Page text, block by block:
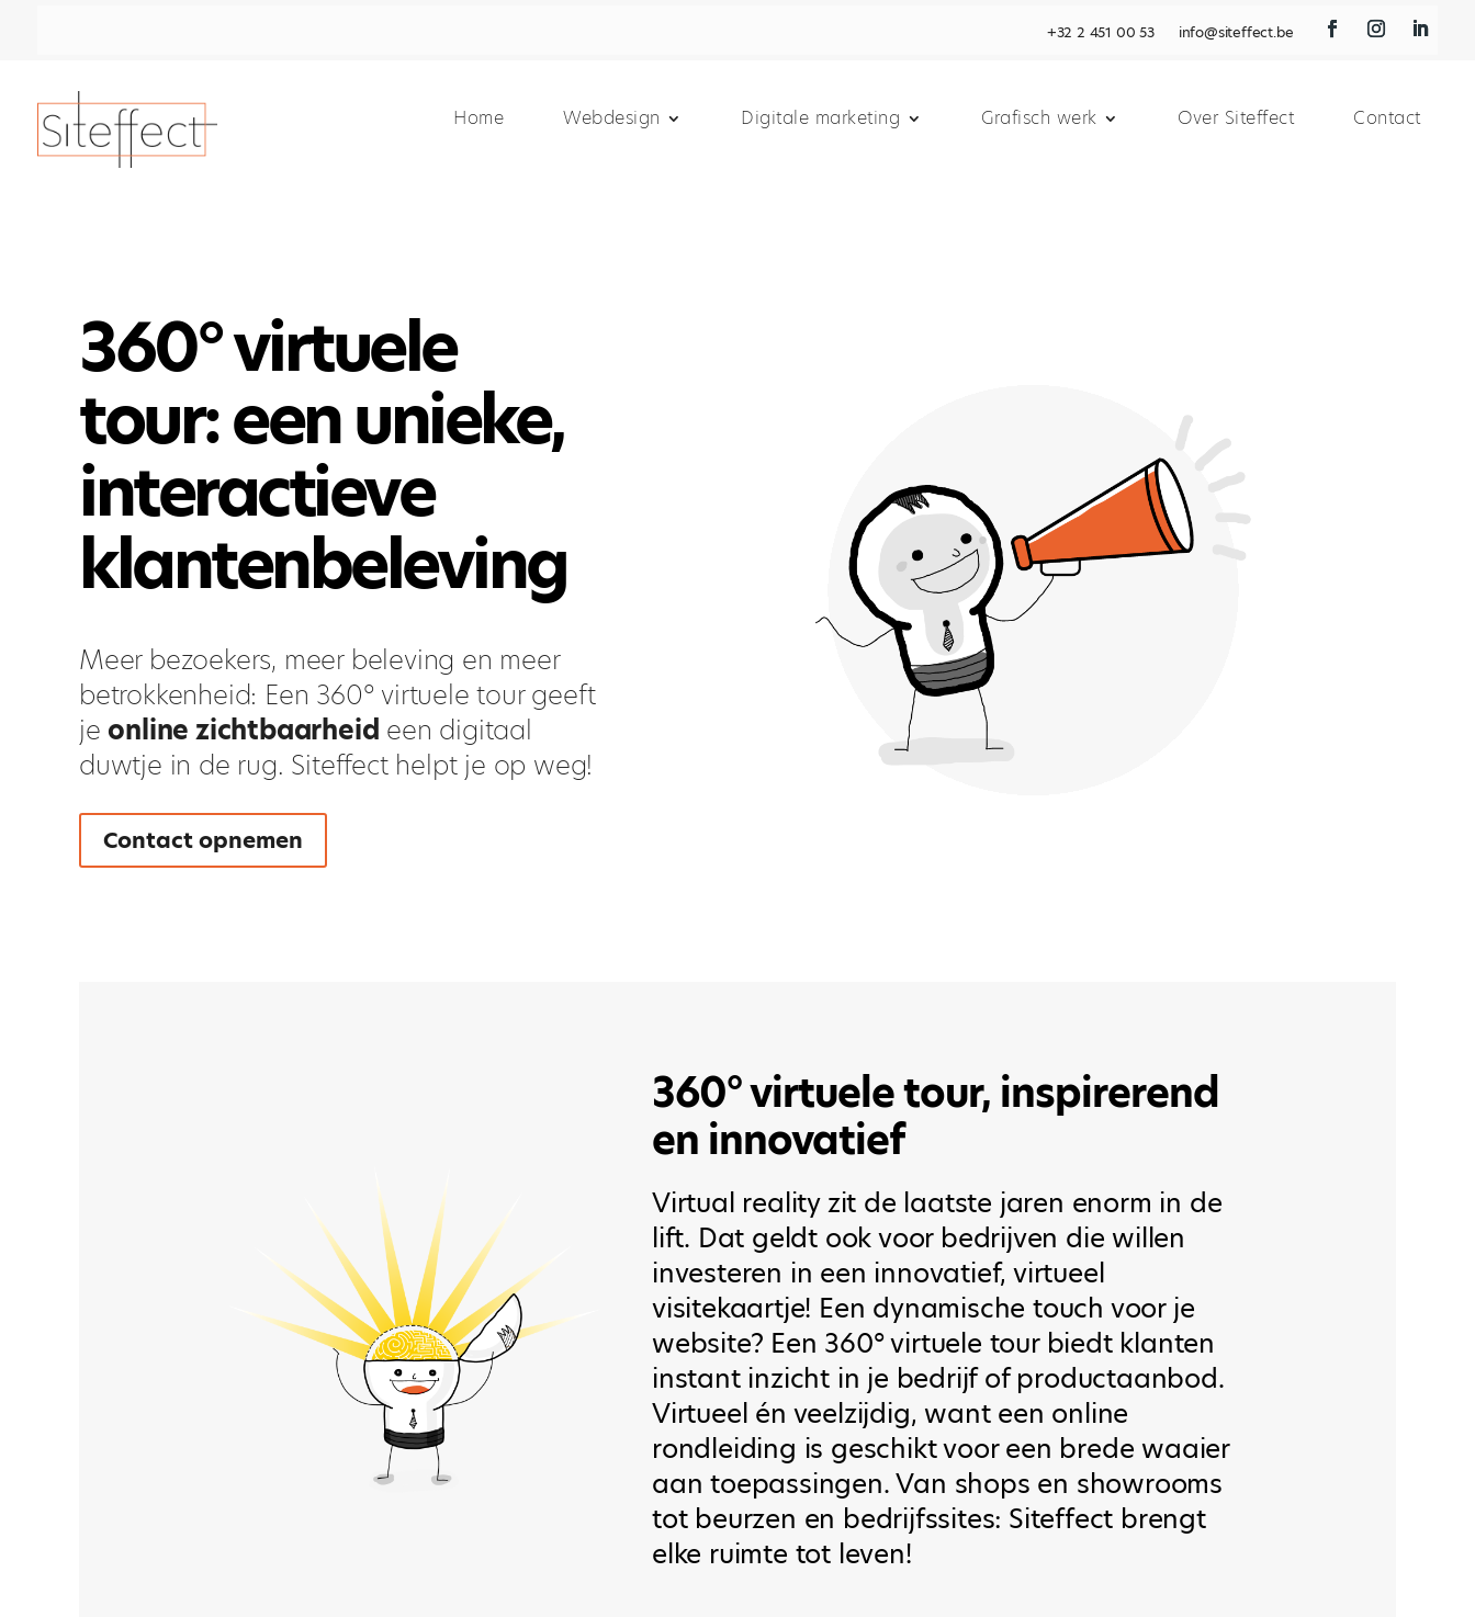
+32 2 451 00 53 info@siteffect.be
Home Webdesign Digitale marketing Grafisch werk Over Siteffect Contact
360° virtuele
tour: een unieke,
interactieve
klantenbeleving
Meer bezoekers, meer beleving en meer
betrokkenheid: Een 360° virtuele tour geeft
je online zichtbaarheid een digitaal
duwtje in de rug. Siteffect helpt je op weg!
Contact opnemen
360° virtuele tour, inspirerend
en innovatief
Virtual reality zit de laatste jaren enorm in de
lift. Dat geldt ook voor bedrijven die willen
investeren in een innovatief, virtueel
visitekaartje! Een dynamische touch voor je
website? Een 360° virtuele tour biedt klanten
instant inzicht in je bedrijf of productaanbod.
Virtueel én veelzijdig, want een online
rondleiding is geschikt voor een brede waaier
aan toepassingen. Van shops en showrooms
tot beurzen en bedrijfssites: Siteffect brengt
elke ruimte tot leven!